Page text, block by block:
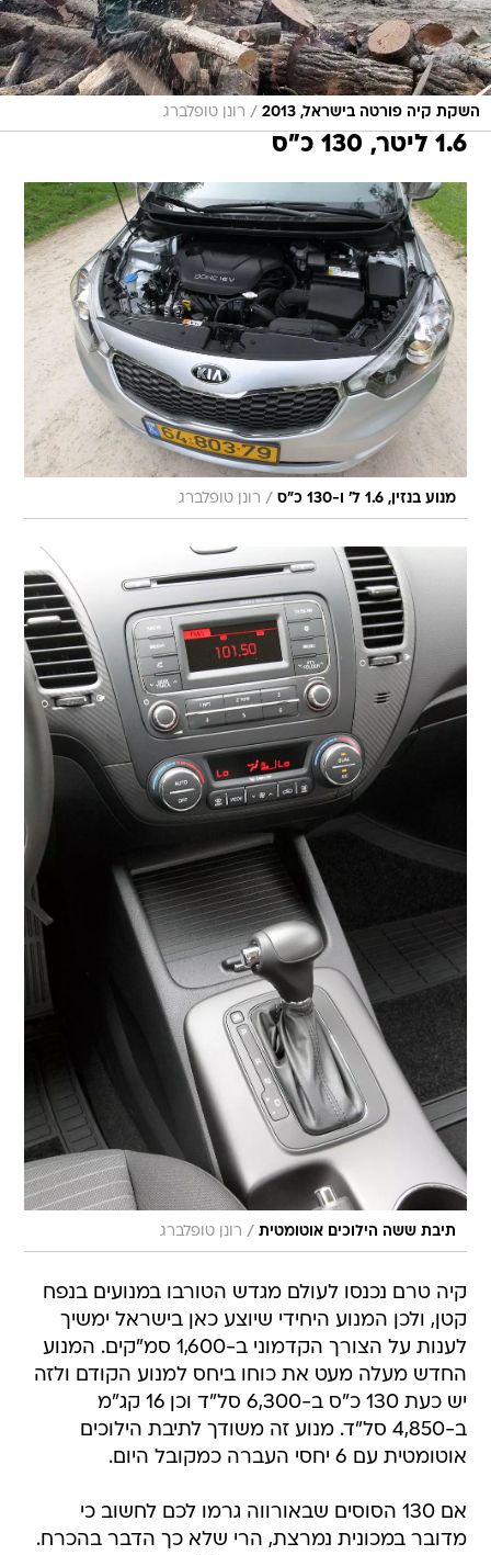
השקת קיה פורטה בישראל, 2013 / רונן טופלברג
1.6 ליטר, 130 כ"ס
מנוע בנזין, 1.6 ל' ו-130 כ"ס / רונן טופלברג
תיבת ששה הילוכים אוטומטית / רונן טופלברג
קיה טרם נכנסו לעולם מגדש הטורבו במנועים בנפח
קטן, ולכן המנוע היחידי שיוצע כאן בישראל ימשיך
לענות על הצורך הקדמוני ב-1,600 סמ"קים. המנוע
החדש מעלה מעט את כוחו ביחס למנוע הקודם ולזה
יש כעת 130 כ"ס ב-6,300 סל"ד וכן 16 קג"מ
ב-4,850 סל"ד. מנוע זה משודך לתיבת הילוכים
אוטומטית עם 6 יחסי העברה כמקובל היום.
אם 130 הסוסים שבאורווה גרמו לכם לחשוב כי
מדובר במכונית נמרצת, הרי שלא כך הדבר בהכרח.